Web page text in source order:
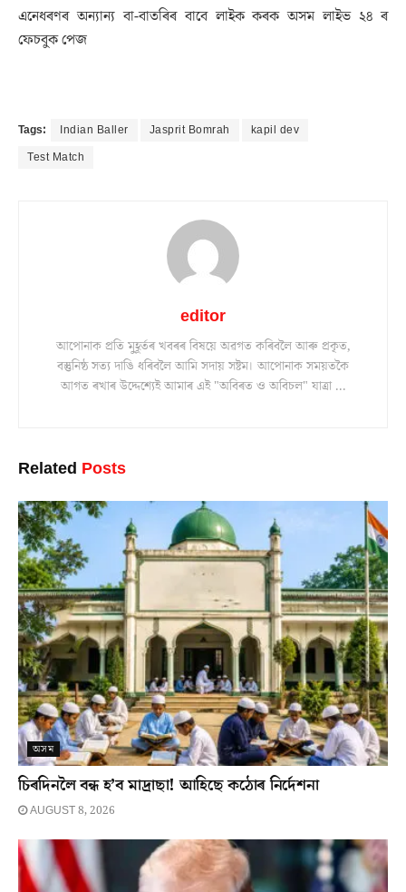
এনেধৰণৰ অন্যান্য বা-বাতৰিৰ বাবে লাইক কৰক অসম লাইভ ২৪ ৰ
ফেচবুক পেজ
Tags: Indian Baller Jasprit Bomrah
kapil dev
Test Match
editor
আপোনাক প্ৰতি মুহূৰ্তৰ খবৰৰ বিষয়ে অৱগত কৰিবলৈ আৰু প্ৰকৃত,
বস্তুনিষ্ঠ সত্য দাঙি ধৰিবলৈ আমি সদায় সষ্টম। আপোনাক সময়তকৈ
আগত ৰখাৰ উদ্দেশ্যেই আমাৰ এই "অবিৰত ও অবিচল" যাত্ৰা ...
Related Posts
অসম
চিৰদিনলৈ বন্ধ হ’ব মাদ্ৰাছা! আহিছে কঠোৰ নিৰ্দেশনা
AUGUST 8, 2026